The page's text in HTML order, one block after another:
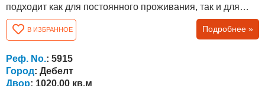
подходит как для постоянного проживания, так и для
покупки недвижимости у моря в Болгарии. Участок
площадью 1020 кв.м , правильной формы, ухоженный, с
фруктовыми деревьями и большим орехом, создающим
приятную тень летом. На участке расположены два дома
и дополнительные постройки:...
В ИЗБРАННОЕ Подробнее »
Реф. No.: 5915
Город: Дебелт
Двор: 1020.00 кв.м